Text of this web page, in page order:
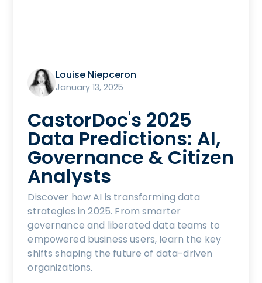
Louise Niepceron
January 13, 2025
CastorDoc's 2025
Data Predictions: AI,
Governance & Citizen
Analysts
Discover how AI is transforming data
strategies in 2025. From smarter
governance and liberated data teams to
empowered business users, learn the key
shifts shaping the future of data-driven
organizations.